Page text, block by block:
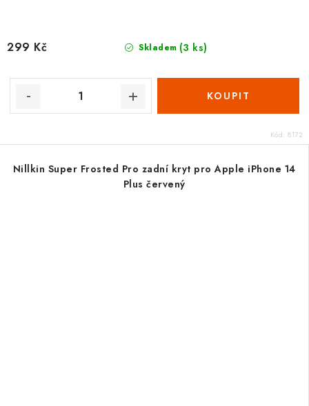
Skladem (3 ks)
299 Kč
Kód: 8172
Nillkin Super Frosted Pro zadní kryt pro Apple iPhone 14
Plus červený